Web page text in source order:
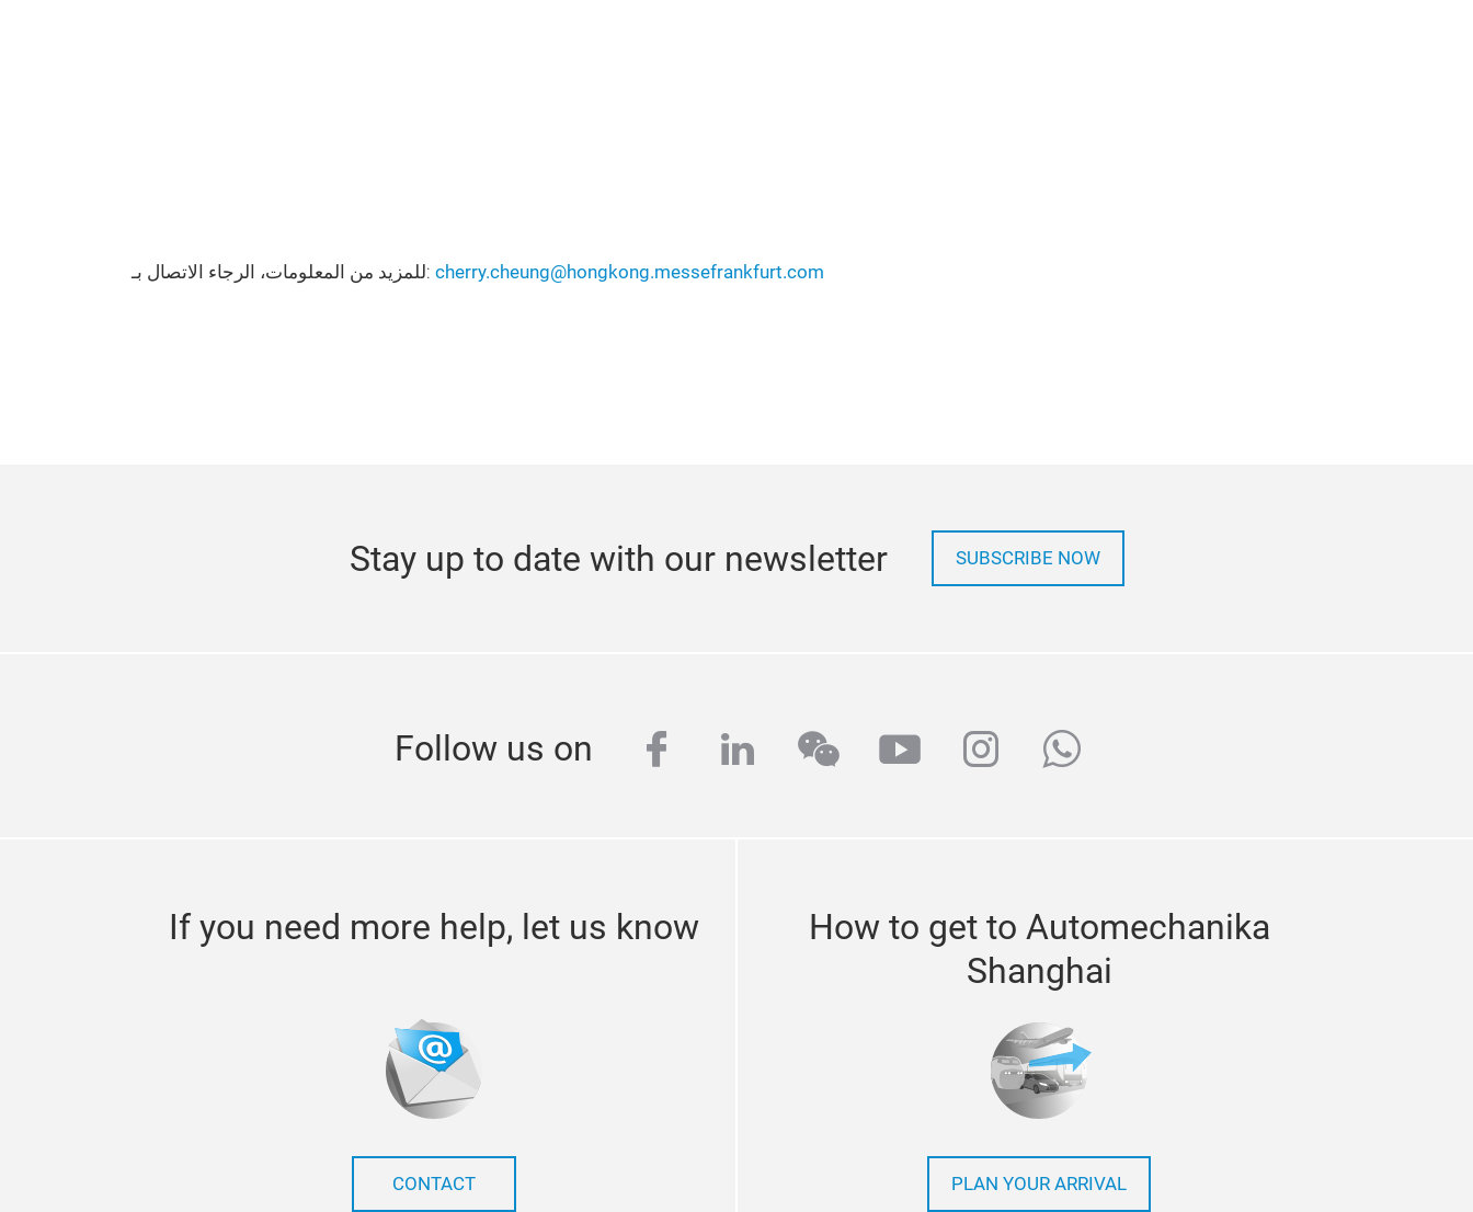
للمزيد من المعلومات، الرجاء الاتصال بـ: cherry.cheung@hongkong.messefrankfurt.com
Stay up to date with our newsletter SUBSCRIBE NOW
Follow us on facebook
linkedinwechatyoutubeinstagram
whatsapp
If you need more help, let us know
CONTACT
How to get to Automechanika
Shanghai
PLAN YOUR ARRIVAL